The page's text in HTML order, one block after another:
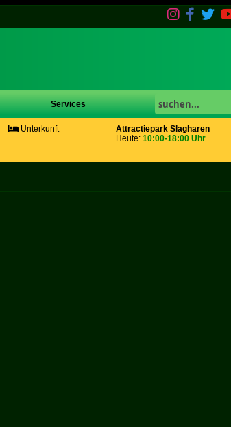
Services
Attractiepark Slagharen
Heute: 10:00-18:00 Uhr
Unterkunft